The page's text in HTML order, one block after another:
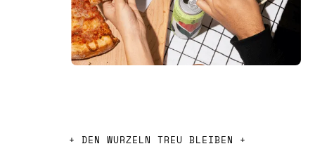
+ DEN WURZELN TREU BLEIBEN +